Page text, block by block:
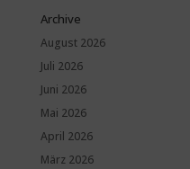
Archive
August 2026
Juli 2026
Juni 2026
Mai 2026
April 2026
März 2026